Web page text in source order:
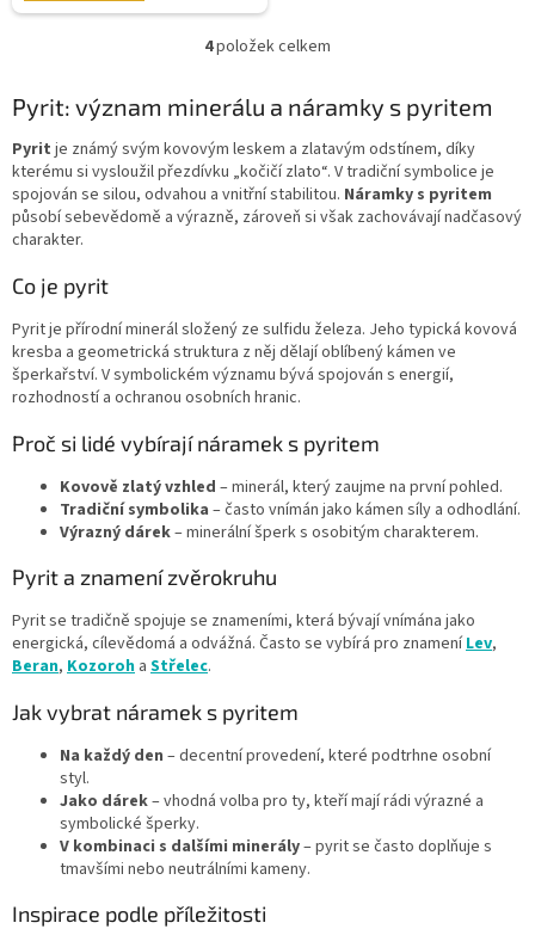
O
l
á
d
a
c
í
y
v
ý
p
s
4položek celkem
Pyrit: význam minerálu a náramky s pyritem
Pyrit je známý svým kovovým leskem a zlatavým odstínem, díky
kterému si vysloužil přezdívku „kočičí zlato“. V tradiční symbolice je
spojován se silou, odvahou a vnitřní stabilitou. Náramky s pyritem
působí sebevědomě a výrazně, zároveň si však zachovávají nadčasový
charakter.
Co je pyrit
Pyrit je přírodní minerál složený ze sulfidu železa. Jeho typická kovová
kresba a geometrická struktura z něj dělají oblíbený kámen ve
šperkařství. V symbolickém významu bývá spojován s energií,
rozhodností a ochranou osobních hranic.
Proč si lidé vybírají náramek s pyritem
Kovově zlatý vzhled – minerál, který zaujme na první pohled.
Tradiční symbolika – často vnímán jako kámen síly a odhodlání.
Výrazný dárek– minerální šperk s osobitým charakterem.
Pyrit a znamení zvěrokruhu
Pyrit se tradičně spojuje se znameními, která bývají vnímána jako
energická, cílevědomá a odvážná. Často se vybírá pro znameníLev,
Beran, Kozoroh a Střelec.
Jak vybrat náramek s pyritem
Na každý den – decentní provedení, které podtrhne osobní
styl.
Jako dárek– vhodná volba pro ty, kteří mají rádi výrazné a
symbolické šperky.
V kombinaci s dalšími minerály– pyrit se často doplňuje s
tmavšími nebo neutrálními kameny.
Inspirace podle příležitosti